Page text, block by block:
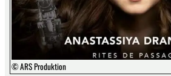
© ARS Produktion